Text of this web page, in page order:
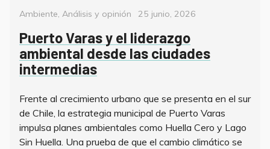
Categorías
Ambiente, Análisis y opinión
Posted
25 junio, 2026
Puerto Varas y el liderazgo
ambiental desde las ciudades
intermedias
Frente al crecimiento urbano que se presenta en el sur
de Chile, la estrategia municipal de Puerto Varas
impulsa planes ambientales como Huella Cero y Lago
Sin Huella. Una prueba de que el cambio climático se